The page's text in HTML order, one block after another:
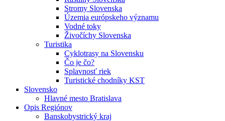
Stromy Slovenska
Územia európskeho významu
Vodné toky
Živočíchy Slovenska
Turistika
Cyklotrasy na Slovensku
Čo je čo?
Splavnosť riek
Turistické chodníky KST
Slovensko
Hlavné mesto Bratislava
Opis Regiónov
Banskobystrický kraj